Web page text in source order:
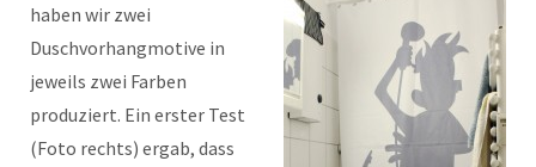
haben wir zwei
Duschvorhangmotive in
jeweils zwei Farben
produziert. Ein erster Test
(Foto rechts) ergab, dass